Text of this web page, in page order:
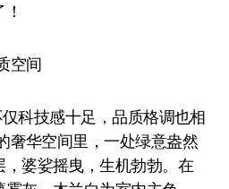
空间
科技感十足，品质格调也相
奢华空间里，一处绿意盎然
婆娑摇曳，生机勃勃。在